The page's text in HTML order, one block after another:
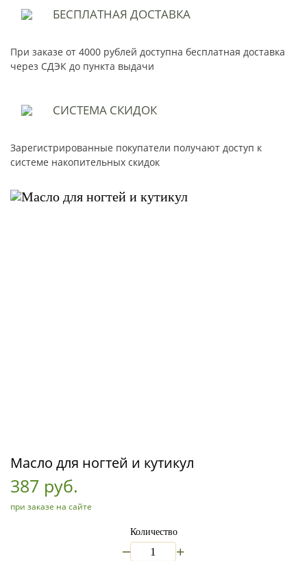
БЕСПЛАТНАЯ ДОСТАВКА
При заказе от 4000 рублей доступна бесплатная доставка
через СДЭК до пункта выдачи
СИСТЕМА СКИДОК
Зарегистрированные покупатели получают доступ к
системе накопительных скидок
Масло для ногтей и кутикул
387 руб.
при заказе на сайте
Количество
+